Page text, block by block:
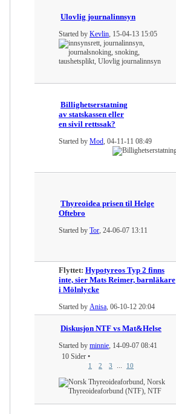
Ulovlig journalinnsyn
Started by Kevlin, 15-04-13 15:05
Billighetserstatning
av statskassen eller
en sivil rettssak?
Started by Mod, 04-11-11 08:49
Thyreoidea prisen til Helge
Oftebro
Started by Tor, 24-06-07 13:11
Flyttet: Hypotyreos Typ 2 finns
inte, sier Mats Reimer, barnläkare
i Mölnlycke
Started by Anisa, 06-10-12 20:04
Diskusjon NTF vs Mat&Helse
Started by minnie, 14-09-07 08:41
10 Sider •
1 2 3 ... 10